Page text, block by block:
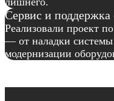
Сервис и поддержка
Реализовали проект
— от наладки
модернизации